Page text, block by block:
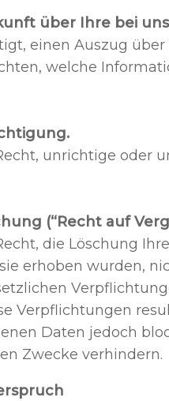
über Ihre bei
einen Auszug
welche
unrichtige oder
(“Recht auf
die Löschung
erhoben wurden,
Verpflichtungen
Daten jedoch
Zwecke verhindern.